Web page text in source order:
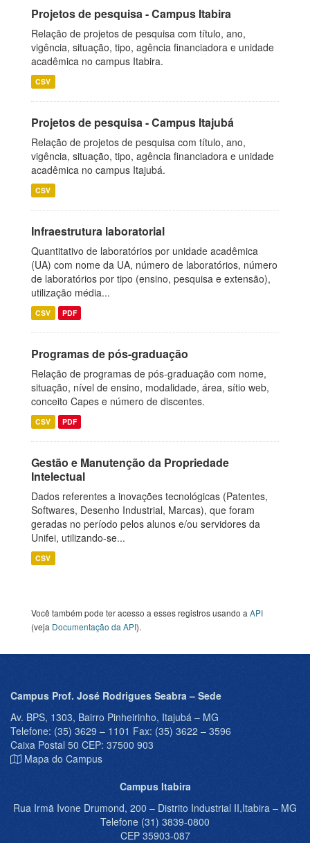
Projetos de pesquisa - Campus Itabira
Relação de projetos de pesquisa com título, ano,
vigência, situação, tipo, agência financiadora e unidade
acadêmica no campus Itabira.
CSV
Projetos de pesquisa - Campus Itajubá
Relação de projetos de pesquisa com título, ano,
vigência, situação, tipo, agência financiadora e unidade
acadêmica no campus Itajubá.
CSV
Infraestrutura laboratorial
Quantitativo de laboratórios por unidade acadêmica
(UA) com nome da UA, número de laboratórios, número
de laboratórios por tipo (ensino, pesquisa e extensão),
utilização média...
CSV PDF
Programas de pós-graduação
Relação de programas de pós-graduação com nome,
situação, nível de ensino, modalidade, área, sítio web,
conceito Capes e número de discentes.
CSV PDF
Gestão e Manutenção da Propriedade
Intelectual
Dados referentes a inovações tecnológicas (Patentes,
Softwares, Desenho Industrial, Marcas), que foram
geradas no período pelos alunos e/ou servidores da
Unifei, utilizando-se...
CSV
Você também pode ter acesso a esses registros usando a API
(veja Documentação da API).
Campus Prof. José Rodrigues Seabra – Sede
Av. BPS, 1303, Bairro Pinheirinho, Itajubá – MG
Telefone: (35) 3629 – 1101 Fax: (35) 3622 – 3596
Caixa Postal 50 CEP: 37500 903
Mapa do Campus
Campus Itabira
Rua Irmã Ivone Drumond, 200 – Distrito Industrial II,Itabira – MG
Telefone (31) 3839-0800
CEP 35903-087